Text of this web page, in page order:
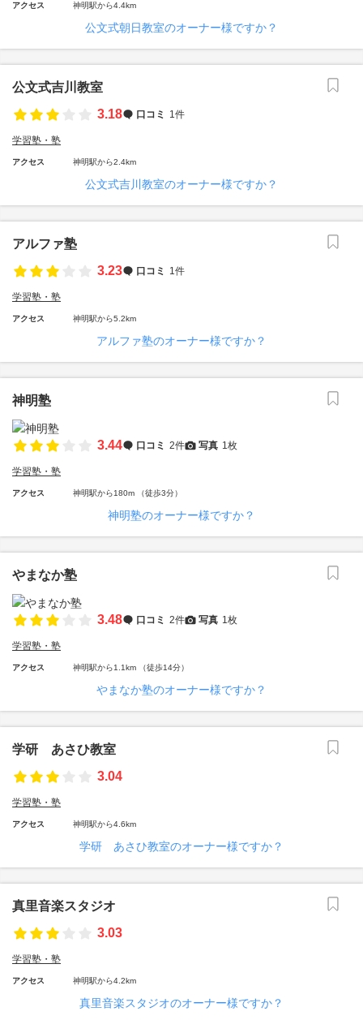
アクセス 神明駅から4.4km
公文式朝日教室のオーナー様ですか？
公文式吉川教室
3.18
口コミ 1件
学習塾・塾
アクセス 神明駅から2.4km
公文式吉川教室のオーナー様ですか？
アルファ塾
3.23
口コミ 1件
学習塾・塾
アクセス 神明駅から5.2km
アルファ塾のオーナー様ですか？
神明塾
3.44 口コミ 2件 写真 1枚
学習塾・塾
アクセス 神明駅から180m （徒歩3分）
神明塾のオーナー様ですか？
やまなか塾
3.48 口コミ 2件 写真 1枚
学習塾・塾
アクセス 神明駅から1.1km （徒歩14分）
やまなか塾のオーナー様ですか？
学研 あさひ教室
3.04
学習塾・塾
アクセス 神明駅から4.6km
学研 あさひ教室のオーナー様ですか？
真里音楽スタジオ
3.03
学習塾・塾
アクセス 神明駅から4.2km
真里音楽スタジオのオーナー様ですか？